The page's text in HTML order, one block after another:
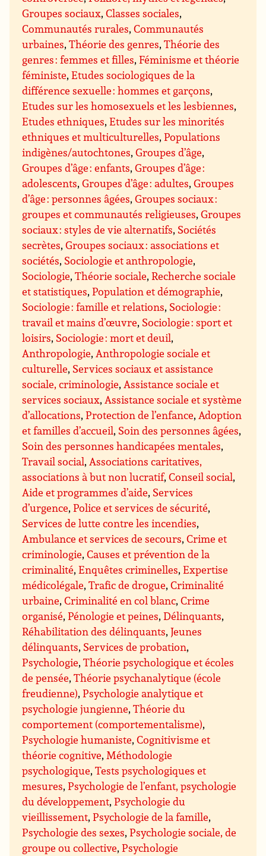
Groupes sociaux,Classes sociales,
Communautés rurales,Communautés
urbaines,Théorie des genres,Théorie des
genres : femmes et filles,Féminisme et théorie
féministe,Etudes sociologiques de la
différence sexuelle : hommes et garçons,
Etudes sur les homosexuels et les lesbiennes,
Etudes ethniques,Etudes sur les minorités
ethniques et multiculturelles,Populations
indigènes/autochtones,Groupes d’âge,
Groupes d’âge : enfants,Groupes d’âge :
adolescents,Groupes d’âge : adultes,Groupes
d’âge : personnes âgées,Groupes sociaux :
groupes et communautés religieuses,Groupes
sociaux : styles de vie alternatifs, Sociétés
secrètes,Groupes sociaux : associations et
sociétés, Sociologie et anthropologie,
Sociologie,Théorie sociale,Recherche sociale
et statistiques,Population et démographie,
Sociologie : famille et relations, Sociologie :
travail et mains d’œuvre, Sociologie : sport et
loisirs, Sociologie : mort et deuil,
Anthropologie,Anthropologie sociale et
culturelle, Services sociaux et assistance
sociale, criminologie,Assistance sociale et
services sociaux,Assistance sociale et système
d’allocations,Protection de l’enfance,Adoption
et familles d’accueil, Soin des personnes âgées,
Soin des personnes handicapées mentales,
Travail social,Associations caritatives,
associations à but non lucratif,Conseil social,
Aide et programmes d’aide, Services
d’urgence,Police et services de sécurité,
Services de lutte contre les incendies,
Ambulance et services de secours,Crime et
criminologie,Causes et prévention de la
criminalité,Enquêtes criminelles,Expertise
médicolégale,Trafic de drogue,Criminalité
urbaine,Criminalité en col blanc,Crime
organisé,Pénologie et peines,Délinquants,
Réhabilitation des délinquants,Jeunes
délinquants, Services de probation,
Psychologie,Théorie psychologique et écoles
de pensée,Théorie psychanalytique (école
freudienne),Psychologie analytique et
psychologie jungienne,Théorie du
comportement (comportementalisme),
Psychologie humaniste,Cognitivisme et
théorie cognitive,Méthodologie
psychologique,Tests psychologiques et
mesures,Psychologie de l’enfant, psychologie
du développement,Psychologie du
vieillissement,Psychologie de la famille,
Psychologie des sexes,Psychologie sociale, de
groupe ou collective,Psychologie